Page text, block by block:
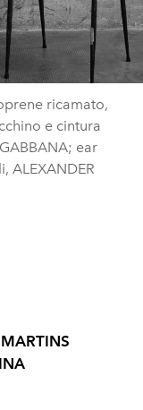
ricamato,
e cintura
ear
ALEXANDER